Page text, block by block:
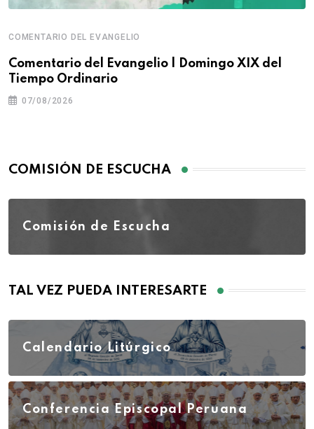
COMENTARIO DEL EVANGELIO
Comentario del Evangelio | Domingo XIX del
Tiempo Ordinario
07/08/2026
COMISIÓN DE ESCUCHA
Comisión de Escucha
TAL VEZ PUEDA INTERESARTE
Calendario Litúrgico
Conferencia Episcopal Peruana